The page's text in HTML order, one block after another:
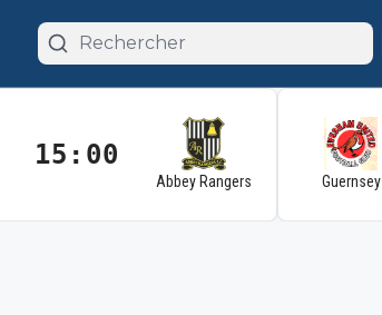
15:00
Abbey Rangers Guernsey